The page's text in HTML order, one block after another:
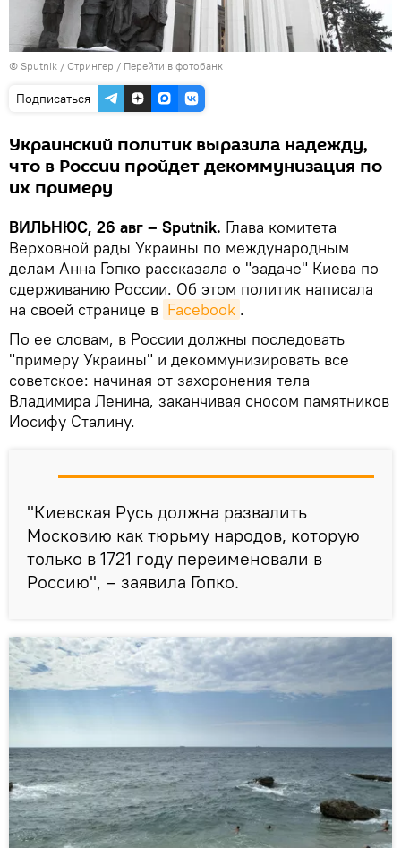
© Sputnik / Стрингер / Перейти в фотобанк
Подписаться
Украинский политик выразила надежду,
что в России пройдет декоммунизация по
их примеру
ВИЛЬНЮС, 26 авг – Sputnik. Глава комитета
Верховной рады Украины по международным
делам Анна Гопко рассказала о "задаче" Киева по
сдерживанию России. Об этом политик написала
на своей странице в Facebook .
По ее словам, в России должны последовать
"примеру Украины" и декоммунизировать все
советское: начиная от захоронения тела
Владимира Ленина, заканчивая сносом памятников
Иосифу Сталину.
"Киевская Русь должна развалить
Московию как тюрьму народов, которую
только в 1721 году переименовали в
Россию", – заявила Гопко.